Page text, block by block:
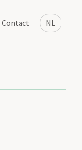
NL
Contact